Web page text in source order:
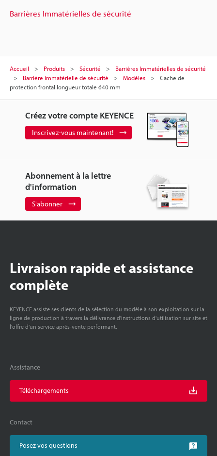
Barrières Immatérielles de sécurité
Accueil Produits Sécurité
Barrières Immatérielles de sécurité
Barrière immatérielle de sécurité
Modèles
Cache de
protection frontal longueur totale 640 mm
Créez votre compte KEYENCE
Inscrivez-vous maintenant!
Abonnement à la lettre
d'information
S'abonner
Livraison rapide et assistance
complète
KEYENCE assiste ses clients de la sélection du modèle à son exploitation sur la
ligne de production à travers la délivrance d'instructions d'utilisation sur site et
l'offre d'un service après-vente performant.
Assistance
Téléchargements
Contact
Posez vos questions